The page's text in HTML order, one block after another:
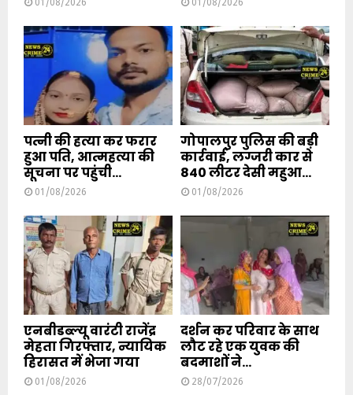
01/08/2026 01/08/2026
पत्नी की हत्या कर फरार
हुआ पति, आत्महत्या की
सूचना पर पहुंची...
01/08/2026
गोपालपुर पुलिस की बड़ी
कार्रवाई, लग्जरी कार से
840 लीटर देसी महुआ...
01/08/2026
एनबीडब्ल्यू वारंटी राजेंद्र
मेहता गिरफ्तार, न्यायिक
हिरासत में भेजा गया
01/08/2026
दर्शन कर परिवार के साथ
लौट रहे एक युवक की
बदमाशों ने...
28/07/2026